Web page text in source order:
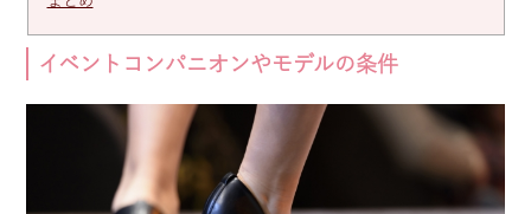
イベントコンパニオンやモデルの条件